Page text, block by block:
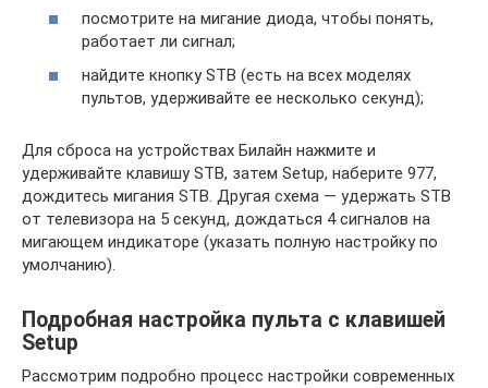
посмотрите на мигание диода, чтобы понять,
работает ли сигнал;
найдите кнопку STB (есть на всех моделях
пультов, удерживайте ее несколько секунд);
Для сброса на устройствах Билайн нажмите и
удерживайте клавишу STB, затем Setup, наберите 977,
дождитесь мигания STB. Другая схема — удержать STB
от телевизора на 5 секунд, дождаться 4 сигналов на
мигающем индикаторе (указать полную настройку по
умолчанию).
Подробная настройка пульта с клавишей
Setup
Рассмотрим подробно процесс настройки современных